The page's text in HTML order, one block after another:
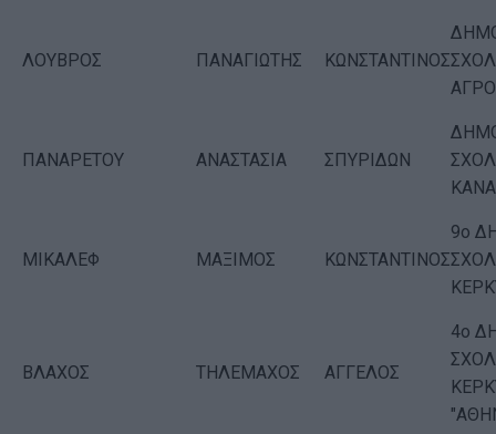
ΛΟΥΒΡΟΣ ΠΑΝΑΓΙΩΤΗΣ ΚΩΝΣΤΑΝΤΙΝΟΣ
ΠΑΝΑΡΕΤΟΥ ΑΝΑΣΤΑΣΙΑ ΣΠΥΡΙΔΩΝ
ΜΙΚΑΛΕΦ ΜΑΞΙΜΟΣ ΚΩΝΣΤΑΝΤΙΝΟΣ
9ο
ΒΛΑΧΟΣ ΤΗΛΕΜΑΧΟΣ ΑΓΓΕΛΟΣ
4ο